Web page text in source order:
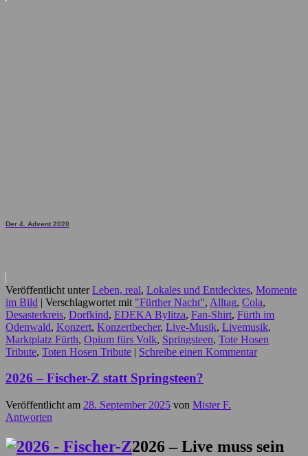
Der 4. Advent 2020
Veröffentlicht unter Leben, real, Lokales und Entdecktes, Momente
im Bild | Verschlagwortet mit "Fürther Nacht", Alltag, Cola,
Desasterkreis, Dorfkind, EDEKA Bylitza, Fan-Shirt, Fürth im
Odenwald, Konzert, Konzertbecher, Live-Musik, Livemusik,
Marktplatz Fürth, Opium fürs Volk, Springsteen, Tote Hosen
Tribute, Toten Hosen Tribute | Schreibe einen Kommentar
2026 – Fischer-Z statt Springsteen?
Veröffentlicht am 28. September 2025 von Mister F.
Antworten
2026 – Live muss sein